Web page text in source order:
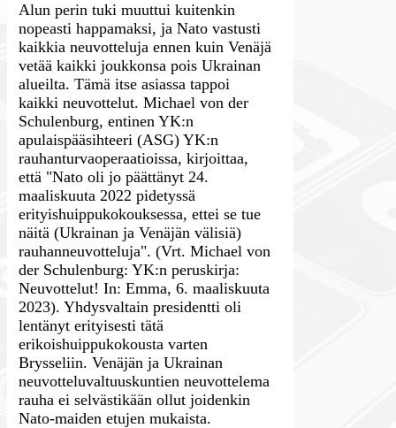
Alun perin tuki muuttui kuitenkin
nopeasti happamaksi, ja Nato vastusti
kaikkia neuvotteluja ennen kuin Venäjä
vetää kaikki joukkonsa pois Ukrainan
alueilta. Tämä itse asiassa tappoi
kaikki neuvottelut. Michael von der
Schulenburg, entinen YK:n
apulaispääsihteeri (ASG) YK:n
rauhanturvaoperaatioissa, kirjoittaa,
että "Nato oli jo päättänyt 24.
maaliskuuta 2022 pidetyssä
erityishuippukokouksessa, ettei se tue
näitä (Ukrainan ja Venäjän välisiä)
rauhanneuvotteluja". (Vrt. Michael von
der Schulenburg: YK:n peruskirja:
Neuvottelut! In: Emma, 6. maaliskuuta
2023). Yhdysvaltain presidentti oli
lentänyt erityisesti tätä
erikoishuippukokousta varten
Brysseliin. Venäjän ja Ukrainan
neuvotteluvaltuuskuntien neuvottelema
rauha ei selvästikään ollut joidenkin
Nato-maiden etujen mukaista.